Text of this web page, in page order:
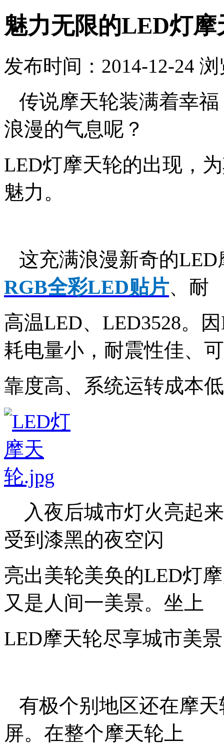
魅力无限的LED灯摩
发布时间：2014-12-24
传说摩天轮装满着幸
浪漫的气息呢？
LED灯摩天轮的出现，
魅力。
这充满浪漫新奇的
RGB全彩LED贴片、耐
高温LED、LED3528。
耗电量小， 耐震性佳、可
靠度高、 系统运转成本
入夜后城市灯火亮起
受到漆黑的夜空闪
亮出美轮美奂的LED灯
又是人 间一美景。坐上
LED摩天轮尽享城市美
有极个别地区还在摩
屏。在整个摩天轮上